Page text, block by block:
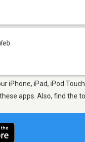
iPhone, iPad, iPod
apps. Also, find the